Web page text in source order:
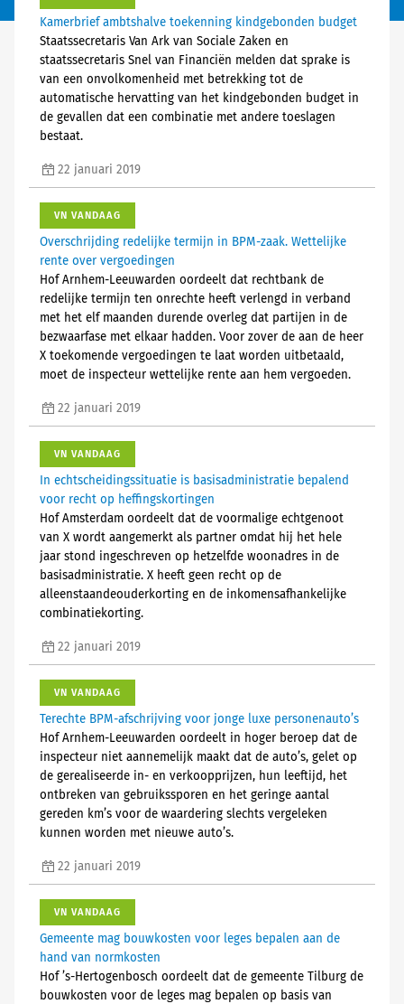
Kamerbrief ambtshalve toekenning kindgebonden budget
Staatssecretaris Van Ark van Sociale Zaken en
staatssecretaris Snel van Financiën melden dat sprake is
van een onvolkomenheid met betrekking tot de
automatische hervatting van het kindgebonden budget in
de gevallen dat een combinatie met andere toeslagen
bestaat.
22 januari 2019
VN VANDAAG
Overschrijding redelijke termijn in BPM-zaak. Wettelijke
rente over vergoedingen
Hof Arnhem-Leeuwarden oordeelt dat rechtbank de
redelijke termijn ten onrechte heeft verlengd in verband
met het elf maanden durende overleg dat partijen in de
bezwaarfase met elkaar hadden. Voor zover de aan de heer
X toekomende vergoedingen te laat worden uitbetaald,
moet de inspecteur wettelijke rente aan hem vergoeden.
22 januari 2019
VN VANDAAG
In echtscheidingssituatie is basisadministratie bepalend
voor recht op heffingskortingen
Hof Amsterdam oordeelt dat de voormalige echtgenoot
van X wordt aangemerkt als partner omdat hij het hele
jaar stond ingeschreven op hetzelfde woonadres in de
basisadministratie. X heeft geen recht op de
alleenstaandeouderkorting en de inkomensafhankelijke
combinatiekorting.
22 januari 2019
VN VANDAAG
Terechte BPM-afschrijving voor jonge luxe personenauto’s
Hof Arnhem-Leeuwarden oordeelt in hoger beroep dat de
inspecteur niet aannemelijk maakt dat de auto’s, gelet op
de gerealiseerde in- en verkoopprijzen, hun leeftijd, het
ontbreken van gebruikssporen en het geringe aantal
gereden km’s voor de waardering slechts vergeleken
kunnen worden met nieuwe auto’s.
22 januari 2019
VN VANDAAG
Gemeente mag bouwkosten voor leges bepalen aan de
hand van normkosten
Hof ’s-Hertogenbosch oordeelt dat de gemeente Tilburg de
bouwkosten voor de leges mag bepalen op basis van